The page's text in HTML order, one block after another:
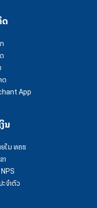
ດ
ດ
App
ນ
ຍໃນ ທຄຮ
າ
ະຈຳຕົວ